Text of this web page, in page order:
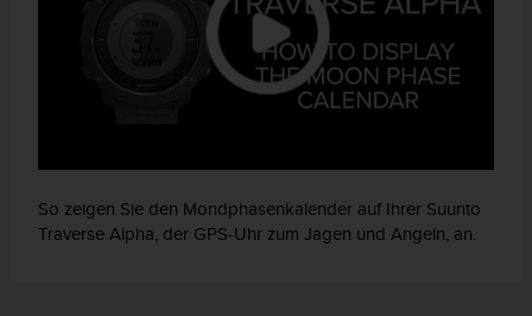
So zeigen Sie den Mondphasenkalender auf Ihrer Suunto
Traverse Alpha, der GPS-Uhr zum Jagen und Angeln, an.